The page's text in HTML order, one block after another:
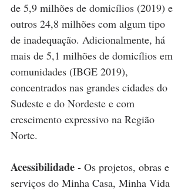
de 5,9 milhões de domicílios (2019) e
outros 24,8 milhões com algum tipo
de inadequação. Adicionalmente, há
mais de 5,1 milhões de domicílios em
comunidades (IBGE 2019),
concentrados nas grandes cidades do
Sudeste e do Nordeste e com
crescimento expressivo na Região
Norte.
Acessibilidade - Os projetos, obras e
serviços do Minha Casa, Minha Vida